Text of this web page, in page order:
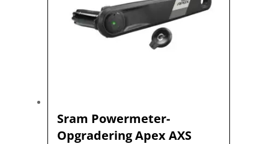
Sram Powermeter-
Opgradering Apex AXS